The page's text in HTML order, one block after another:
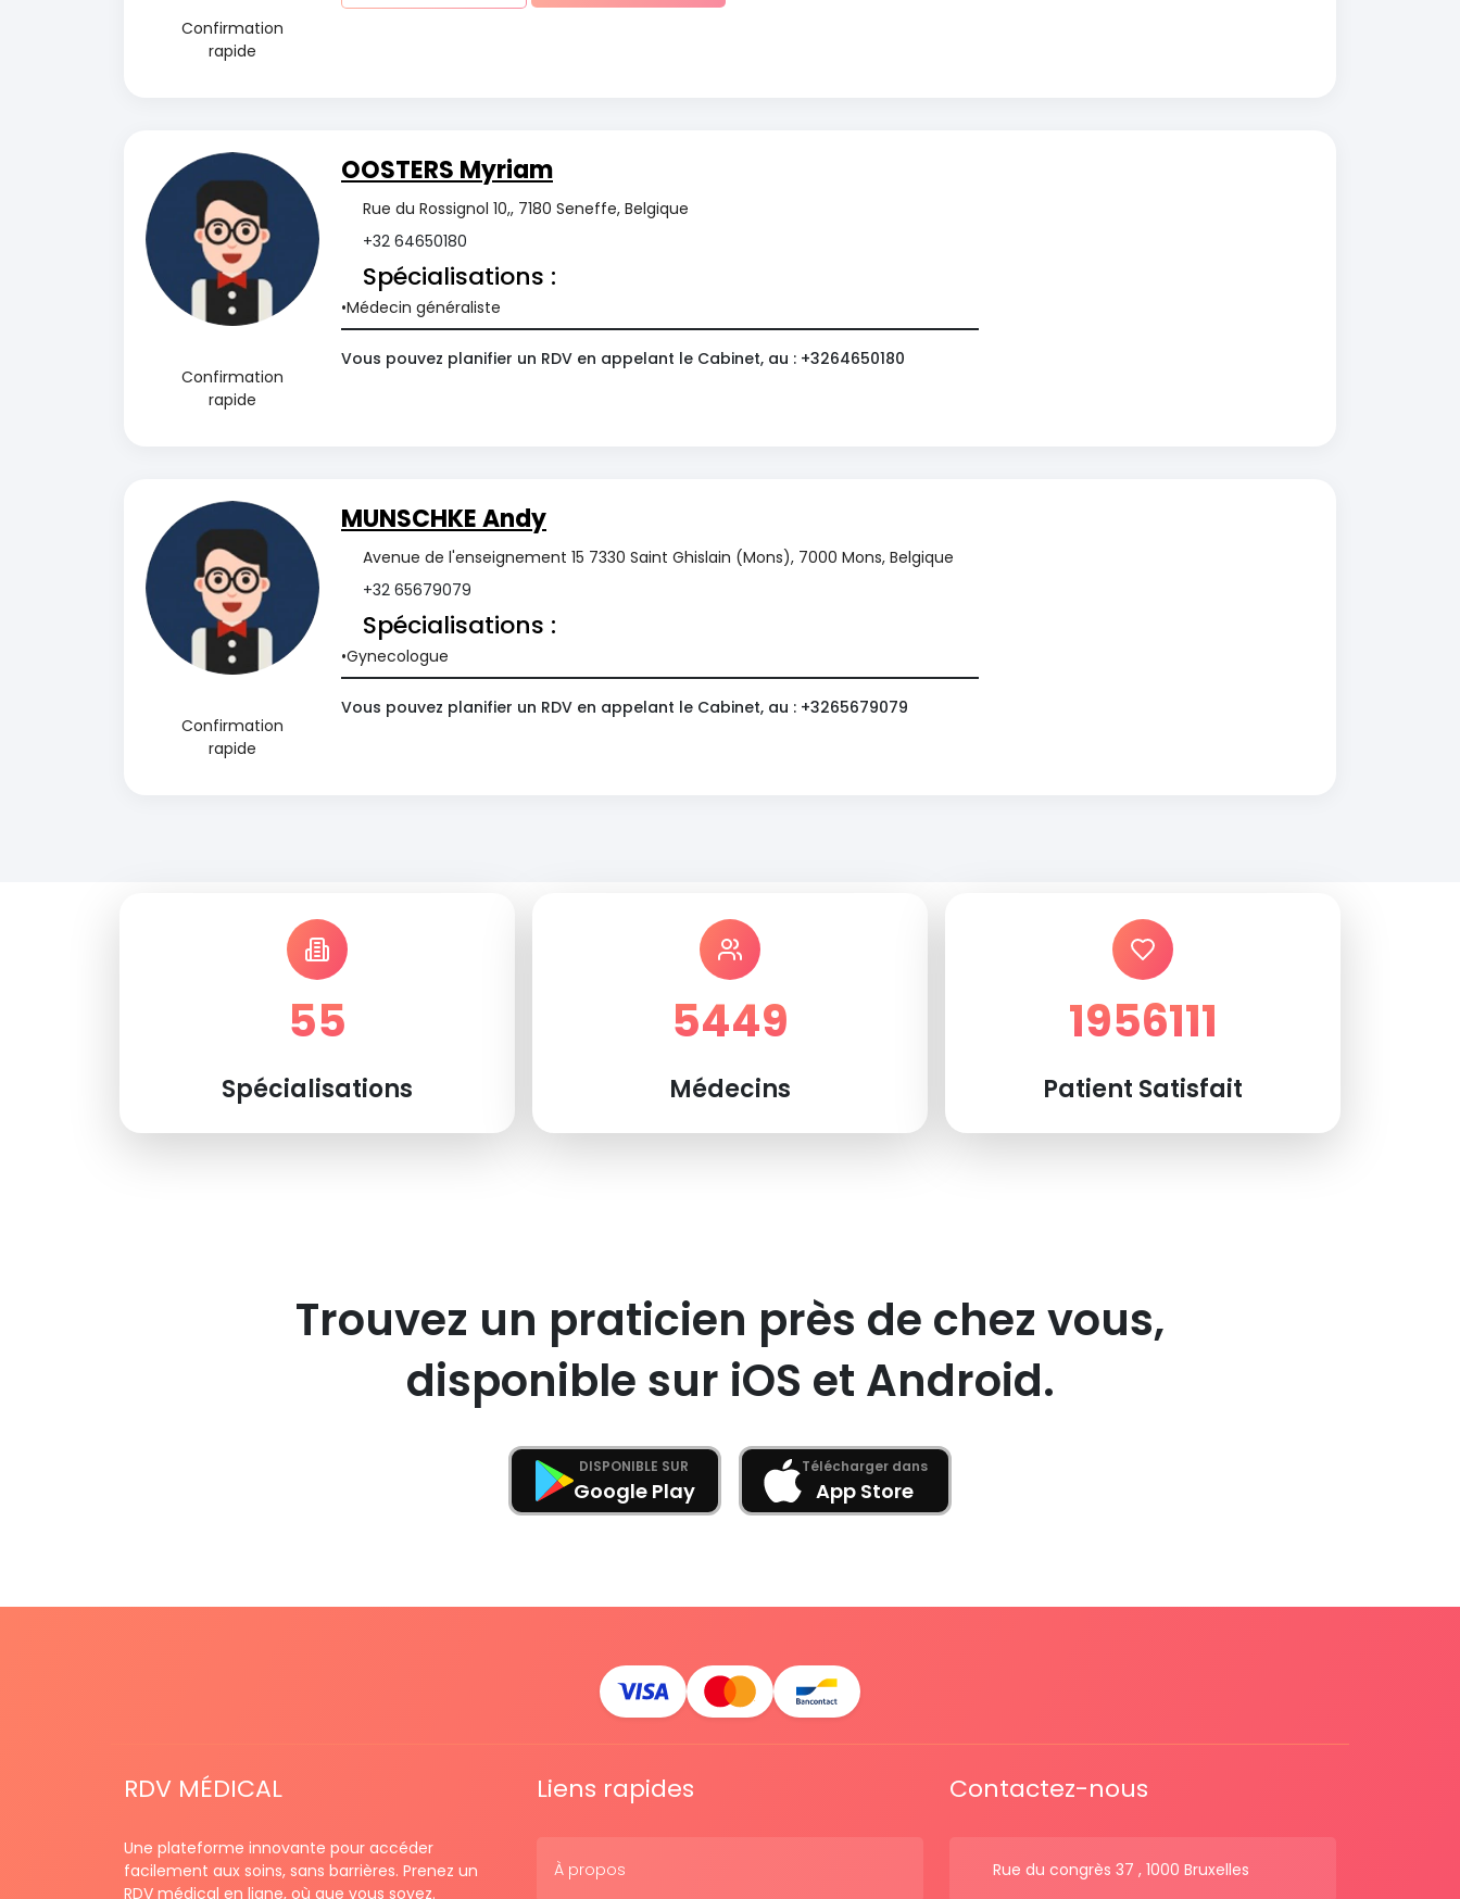
Confirmation
rapide
Confirmation
rapide
OOSTERS Myriam
Rue du Rossignol 10,, 7180 Seneffe, Belgique
+32 64650180
Spécialisations :
Médecin généraliste
Vous pouvez planifier un RDV en appelant le Cabinet, au : +3264650180
Confirmation
rapide
MUNSCHKE Andy
Avenue de l'enseignement 15 7330 Saint Ghislain (Mons), 7000 Mons, Belgique
+32 65679079
Spécialisations :
Gynecologue
Vous pouvez planifier un RDV en appelant le Cabinet, au : +3265679079
55
Spécialisations
5449
Médecins
1956111
Patient Satisfait
Trouvez un praticien près de chez vous,
disponible sur iOS et Android.
DISPONIBLE SUR
Google Play
Télécharger dans
App Store
RDV MÉDICAL
Une plateforme innovante pour accéder
facilement aux soins, sans barrières. Prenez un
RDV médical en ligne, où que vous soyez.
Liens rapides
À propos
Contactez-nous
Rue du congrès 37 , 1000 Bruxelles